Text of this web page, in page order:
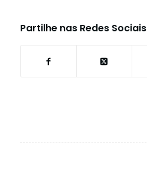
Partilhe nas Redes Sociais